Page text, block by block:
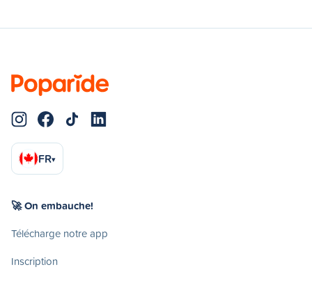
FR▾
🚀 On embauche!
Télécharge notre app
Inscription